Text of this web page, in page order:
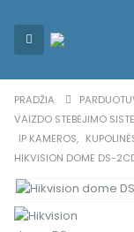
PRADŽIA
VAIZDO STEBĖJIMO
IP KAMEROS,
HIKVISION DOME DS-